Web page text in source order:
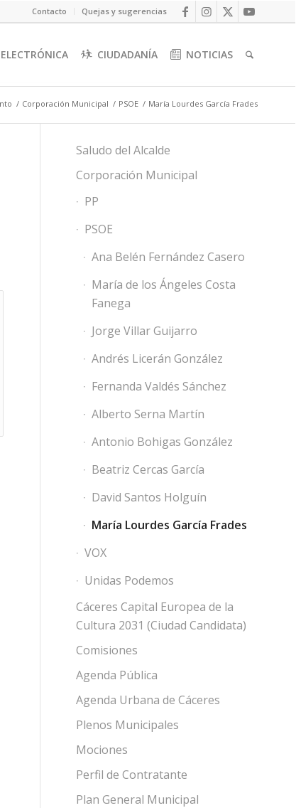
Contacto Quejas y sugerencias
CIUDADANÍA NOTICIAS
/ Corporación Municipal / PSOE / María Lourdes García Frades
Saludo del Alcalde
Corporación Municipal
PP
PSOE
Ana Belén Fernández Casero
María de los Ángeles Costa
Fanega
Jorge Villar Guijarro
Andrés Licerán González
Fernanda Valdés Sánchez
Alberto Serna Martín
Antonio Bohigas González
Beatriz Cercas García
David Santos Holguín
María Lourdes García Frades
VOX
Unidas Podemos
Cáceres Capital Europea de la
Cultura 2031 (Ciudad Candidata)
Comisiones
Agenda Pública
Agenda Urbana de Cáceres
Plenos Municipales
Mociones
Perfil de Contratante
Plan General Municipal